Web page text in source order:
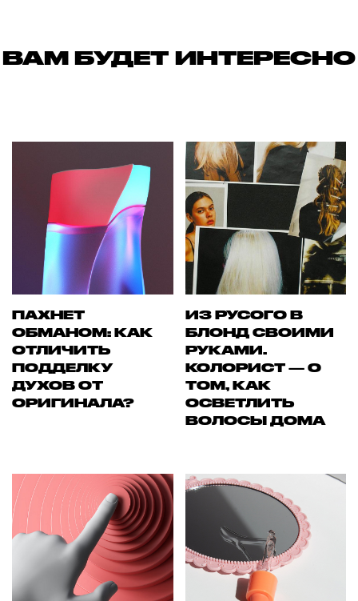
ВАМ БУДЕТ ИНТЕРЕСНО
ПАХНЕТ
ОБМАНОМ: КАК
ОТЛИЧИТЬ
ПОДДЕЛКУ
ДУХОВ ОТ
ОРИГИНАЛА?
ИЗ РУСОГО В
БЛОНД СВОИМИ
РУКАМИ.
КОЛОРИСТ — О
ТОМ, КАК
ОСВЕТЛИТЬ
ВОЛОСЫ ДОМА